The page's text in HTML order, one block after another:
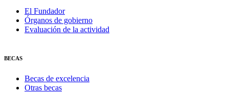
El Fundador
Órganos de gobierno
Evaluación de la actividad
BECAS
Becas de excelencia
Otras becas